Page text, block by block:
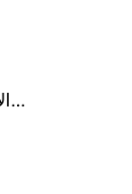
الأعمال والصناعة، حيث تلعب دورًا أساسيًا في تحقيق الأهداف وتحقيق النجاح. تعت…